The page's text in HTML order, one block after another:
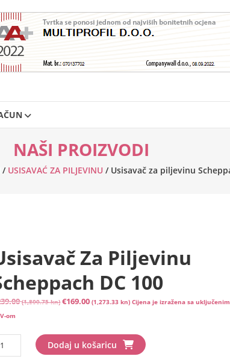
NAŠI PROIZVODI
/ USISAVAĆ ZA PILJEVINU/ Usisavač za piljevinu
Za Piljevinu
DC 100
(1,800.75 kn)Izvorna
je:
€239.00
€169.00 (1,273.33 kn)Trenutna
€169.00
(1,273.33
Cijena je izražena sa uključenim
om
Dodaj u košaricu